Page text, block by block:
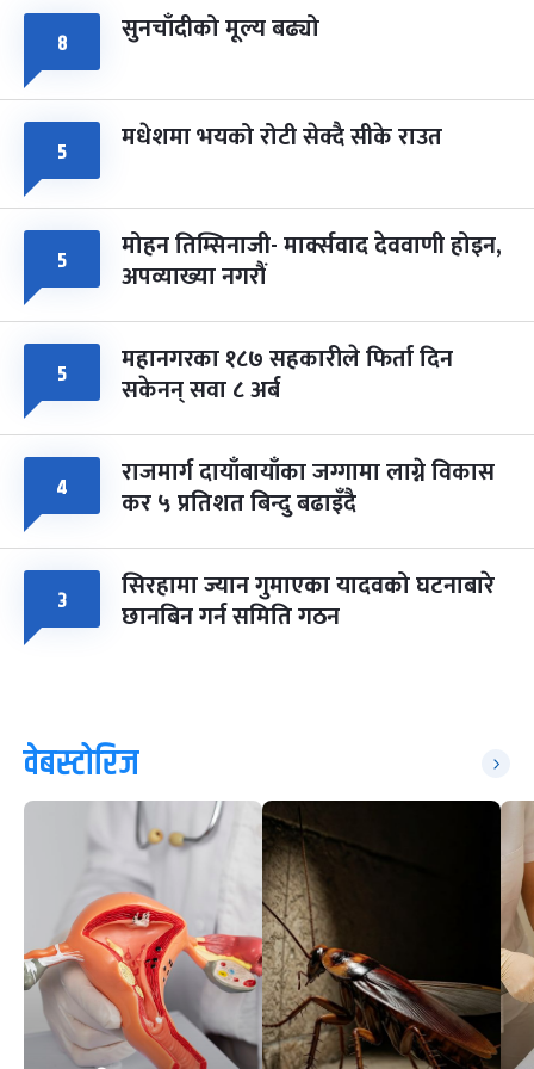
८ सुनचाँदीको मूल्य बढ्यो
५ मधेशमा भयको रोटी सेक्दै सीके राउत
५ मोहन तिम्सिनाजी- मार्क्सवाद देववाणी होइन,
अपव्याख्या नगरौं
५ महानगरका १८७ सहकारीले फिर्ता दिन
सकेनन् सवा ८ अर्ब
४ राजमार्ग दायाँबायाँका जग्गामा लाग्ने विकास
कर ५ प्रतिशत बिन्दु बढाइँदै
३ सिरहामा ज्यान गुमाएका यादवको घटनाबारे
छानबिन गर्न समिति गठन
वेबस्टोरिज